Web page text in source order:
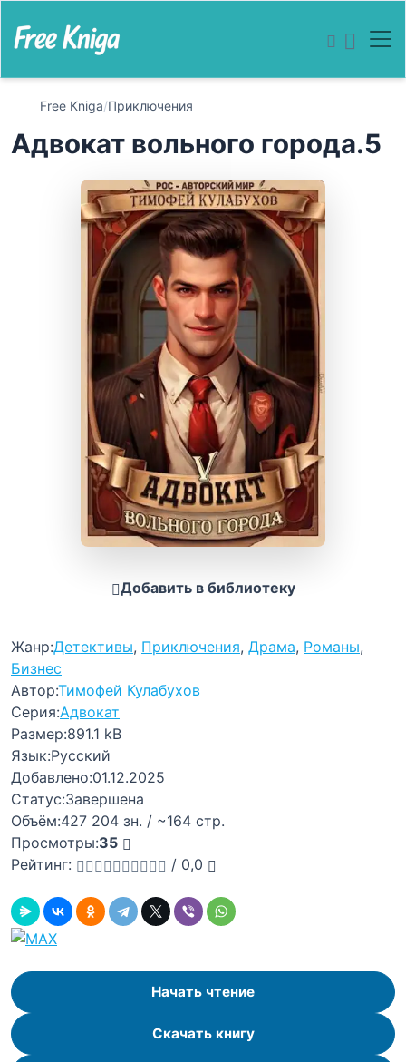
Free Kniga/Приключения
Адвокат вольного города.5
Добавить в библиотеку
Жанр:Детективы, Приключения, Драма, Романы,
Бизнес
Автор:Тимофей Кулабухов
Серия:Адвокат
Размер:891.1 kB
Язык:Русский
Добавлено:01.12.2025
Статус:Завершена
Объём:427 204 зн. / ~164 стр.
Просмотры:35
Рейтинг:
/ 0,0
Начать чтение
Скачать книгу